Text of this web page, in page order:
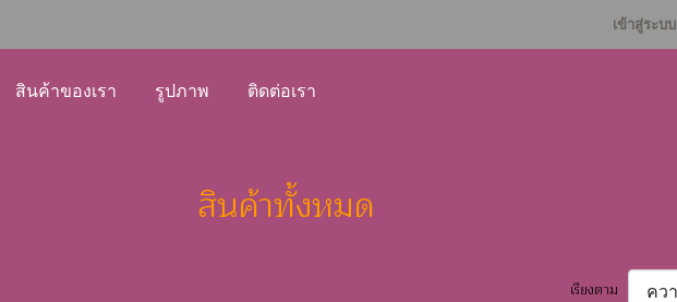
เข้าสู่ระบบ
สินค้าของเรา รูปภาพ ติดต่อเรา
สินค้าทั้งหมด
เรียงตาม